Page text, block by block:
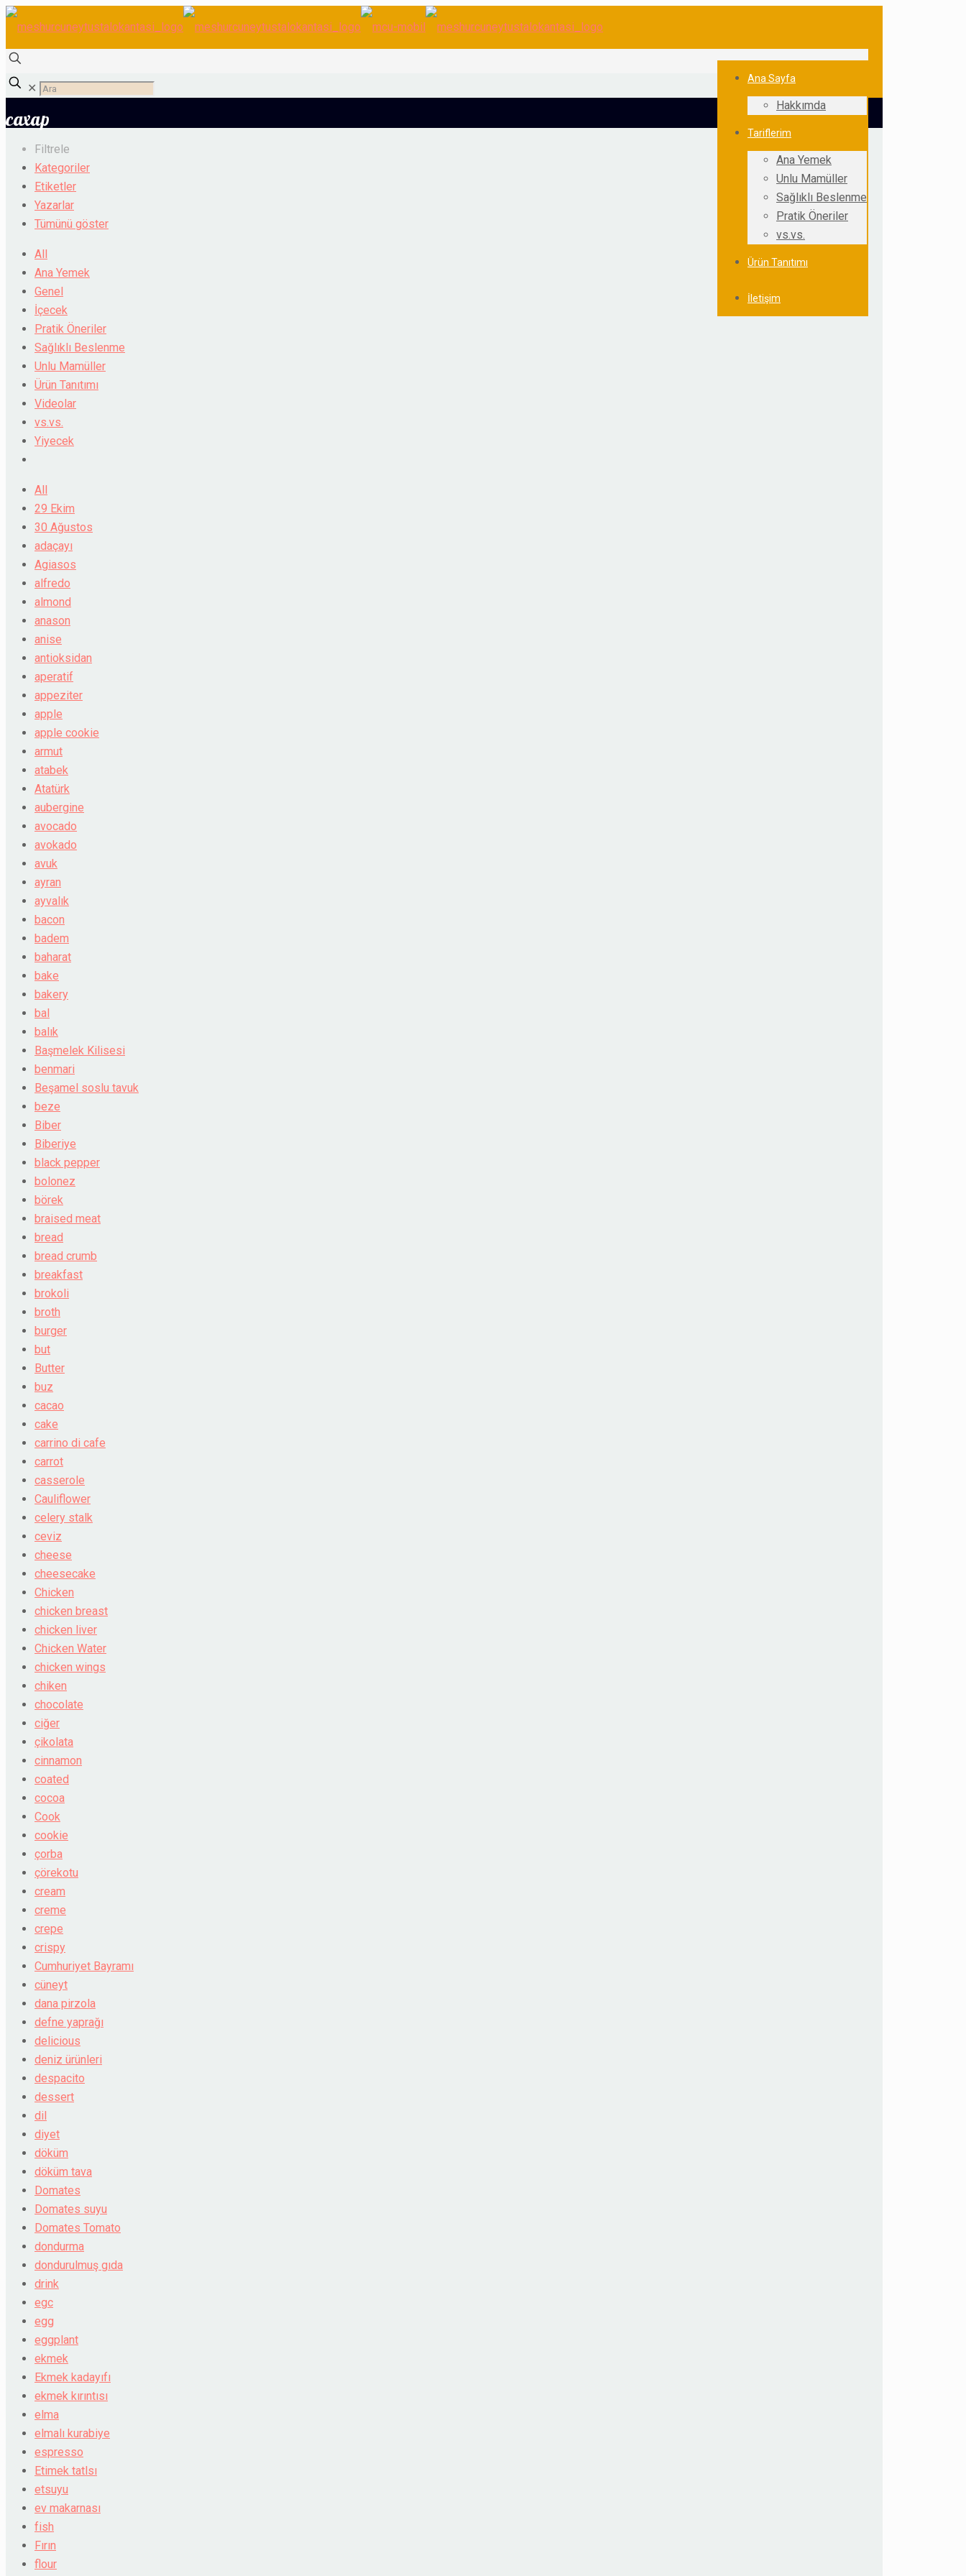
Ana Sayfa
Hakkımda
Tariflerim
Ana Yemek
Unlu Mamüller
Sağlıklı Beslenme
Pratik Öneriler
vs.vs.
Ürün Tanıtımı
İletişim
✕
сахар
Filtrele
Kategoriler
Etiketler
Yazarlar
Tümünü göster
All
Ana Yemek
Genel
İçecek
Pratik Öneriler
Sağlıklı Beslenme
Unlu Mamüller
Ürün Tanıtımı
Videolar
vs.vs.
Yiyecek
All
29 Ekim
30 Ağustos
adaçayı
Agiasos
alfredo
almond
anason
anise
antioksidan
aperatif
appeziter
apple
apple cookie
armut
atabek
Atatürk
aubergine
avocado
avokado
avuk
ayran
ayvalık
bacon
badem
baharat
bake
bakery
bal
balık
Başmelek Kilisesi
benmari
Beşamel soslu tavuk
beze
Biber
Biberiye
black pepper
bolonez
börek
braised meat
bread
bread crumb
breakfast
brokoli
broth
burger
but
Butter
buz
cacao
cake
carrino di cafe
carrot
casserole
Cauliflower
celery stalk
ceviz
cheese
cheesecake
Chicken
chicken breast
chicken liver
Chicken Water
chicken wings
chiken
chocolate
ciğer
çikolata
cinnamon
coated
cocoa
Cook
cookie
çorba
çörekotu
cream
creme
crepe
crispy
Cumhuriyet Bayramı
cüneyt
dana pirzola
defne yaprağı
delicious
deniz ürünleri
despacito
dessert
dil
diyet
döküm
döküm tava
Domates
Domates suyu
Domates Tomato
dondurma
dondurulmuş gıda
drink
egc
egg
eggplant
ekmek
Ekmek kadayıfı
ekmek kırıntısı
elma
elmalı kurabiye
espresso
Etimek tatlsı
etsuyu
ev makarnası
fish
Fırın
flour